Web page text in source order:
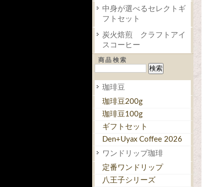
中身が選べるセレクトギ
フトセット
炭火焙煎 クラフトアイ
スコーヒー
商品検索
珈琲豆
珈琲豆200g
珈琲豆100g
ギフトセット
Den+Uyax Coffee 2026
ワンドリップ珈琲
定番ワンドリップ
八王子シリーズ